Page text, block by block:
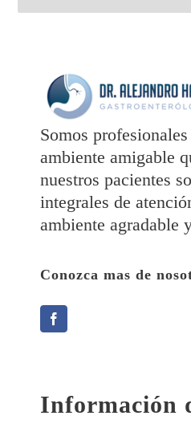
Somos
ambiente amigable
nuestros pacientes
integrales de
ambiente agradable
Conozca mas de
Información